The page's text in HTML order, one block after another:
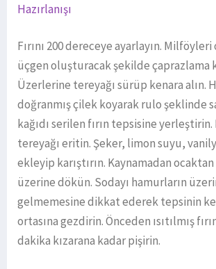
Hazırlanışı
Fırını 200 dereceye ayarlayın.
üçgen oluşturacak şekilde çaprazlama
Üzerlerine tereyağı sürüp kenara alın.
doğranmış çilek koyarak rulo şeklinde
kağıdı serilen fırın tepsisine yerleştirin.
tereyağı eritin. Şeker, limon suyu,
ekleyip karıştırın. Kaynamadan
üzerine dökün. Sodayı hamurların
gelmemesine dikkat ederek tepsinin
ortasına gezdirin. Önceden ısıtılmış
dakika kızarana kadar pişirin.